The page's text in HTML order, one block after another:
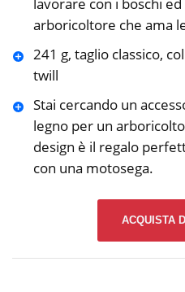
arboricoltore che ama
241 g, taglio classico,
twill
Stai cercando un
legno per un
design è il regalo
con una motosega.
ACQUISTA